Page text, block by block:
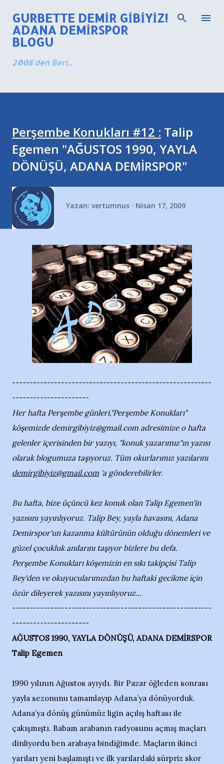
Ana içeriğe atla
GURBETTE DEMIR GIBIYIZ!
ADANA DEMIRSPOR
BLOGU
2008'den Beri...
Perşembe Konukları #12 : Talip
Egemen "AĞUSTOS 1990, YAYLA
DÖNÜŞÜ, ADANA DEMİRSPOR"
Yazan: vertumnus Nisan 17, 2009
---------------------------------------------------------
----------------------
Her hafta Perşembe günleri,"Perşembe Konukları"
köşemizde demirgibiyiz@gmail.com adresimize o hafta
gelenler içerisinden bir yazıyı, "konuk yazarımız"ın yazısı
olarak blogumuza taşıyoruz. Tüm okurlarımız yazılarını
demirgibiyiz@gmail.com 'a gönderebilirler.
Bu hafta, bize üçüncü kez konuk olan Talip Egemen'in
yazısını yayınlıyoruz. Talip Bey, yayla havasını, Adana
Demirspor'un kazanma kültürünün olduğu dönemleri ve
güzel çocukluk anılarını taşıyor bizlere bu defa.
Perşembe Konukları köşemizin en sıkı takipçisi Talip
Bey'den ve okuyucularımızdan bu haftaki gecikme için
özür dileyerek yazısını yayınlıyoruz...
---------------------------------------------------------
----------------------
AĞUSTOS 1990, YAYLA DÖNÜŞÜ, ADANA DEMİRSPOR
Talip Egemen
1990 yılının Ağustos ayıydı. Bir Pazar öğleden sonrası
yayla sezonunu tamamlayıp Adana’ya dönüyorduk.
Adana’ya dönüş günümüz ligin açılış haftası ile
çakışmıştı. Babam arabanın radyosunu açmış maçları
dinliyordu ben arabaya bindiğimde. Maçların ikinci
yarıları yeni başlamıştı ve ilk yarılardaki sürpriz skor